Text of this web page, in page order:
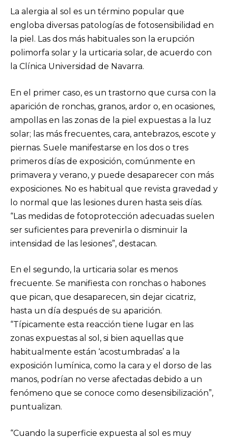
La alergia al sol es un término popular que
engloba diversas patologías de fotosensibilidad en
la piel. Las dos más habituales son la erupción
polimorfa solar y la urticaria solar, de acuerdo con
la Clínica Universidad de Navarra.
En el primer caso, es un trastorno que cursa con la
aparición de ronchas, granos, ardor o, en ocasiones,
ampollas en las zonas de la piel expuestas a la luz
solar; las más frecuentes, cara, antebrazos, escote y
piernas. Suele manifestarse en los dos o tres
primeros días de exposición, comúnmente en
primavera y verano, y puede desaparecer con más
exposiciones. No es habitual que revista gravedad y
lo normal que las lesiones duren hasta seis días.
“Las medidas de fotoprotección adecuadas suelen
ser suficientes para prevenirla o disminuir la
intensidad de las lesiones”, destacan.
En el segundo, la urticaria solar es menos
frecuente. Se manifiesta con ronchas o habones
que pican, que desaparecen, sin dejar cicatriz,
hasta un día después de su aparición.
“Típicamente esta reacción tiene lugar en las
zonas expuestas al sol, si bien aquellas que
habitualmente están ‘acostumbradas’ a la
exposición lumínica, como la cara y el dorso de las
manos, podrían no verse afectadas debido a un
fenómeno que se conoce como desensibilización”,
puntualizan.
“Cuando la superficie expuesta al sol es muy